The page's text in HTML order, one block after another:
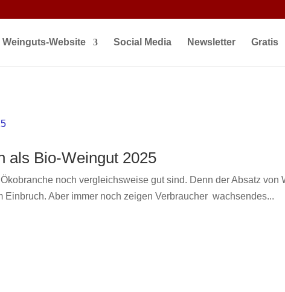
var newWindow = window.open(url, '_blank',
Weinguts-Website Social Media Newsletter Gratis
als Bio-Weingut 2025
noch vergleichsweise gut sind. Denn der Absatz von
Aber immer noch zeigen Verbraucher wachsendes...